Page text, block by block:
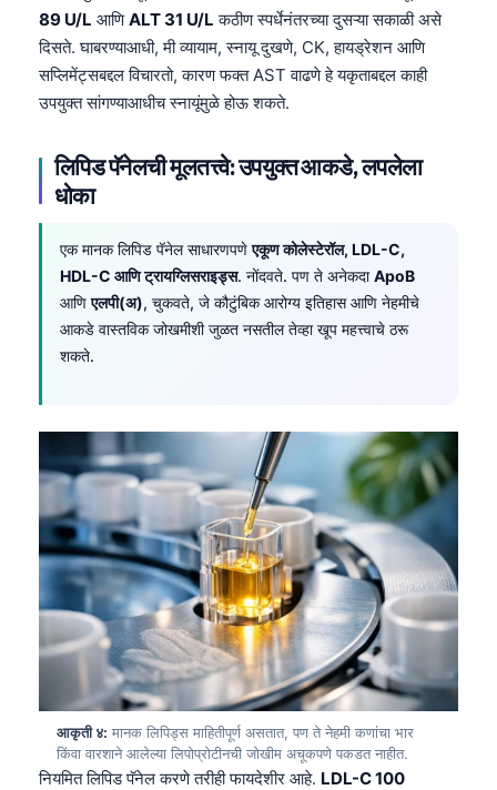
89 U/L आणिALT 31 U/L कठीण स्पर्धेनंतरच्या दुसऱ्या सकाळी असे
दिसते. घाबरण्याआधी, मी व्यायाम, स्नायू दुखणे, CK, हायड्रेशन आणि
सप्लिमेंट्सबद्दल विचारतो, कारण फक्त AST वाढणे हे यकृताबद्दल काही
उपयुक्त सांगण्याआधीच स्नायूंमुळे होऊ शकते.
लिपिड पॅनेलची मूलतत्त्वे: उपयुक्त आकडे, लपलेला
धोका
एक मानक लिपिड पॅनेल साधारणपणेएकूण कोलेस्टेरॉल, LDL-C,
HDL-C आणि ट्रायग्लिसराइड्स. नोंदवते. पण ते अनेकदाApoB
आणिएलपी(अ), चुकवते, जे कौटुंबिक आरोग्य इतिहास आणि नेहमीचे
आकडे वास्तविक जोखमीशी जुळत नसतील तेव्हा खूप महत्त्वाचे ठरू
शकते.
आकृती ४: मानक लिपिड्स माहितीपूर्ण असतात, पण ते नेहमी कणांचा भार
किंवा वारशाने आलेल्या लिपोप्रोटीनची जोखीम अचूकपणे पकडत नाहीत.
नियमित लिपिड पॅनेल करणे तरीही फायदेशीर आहे. LDL-C 100